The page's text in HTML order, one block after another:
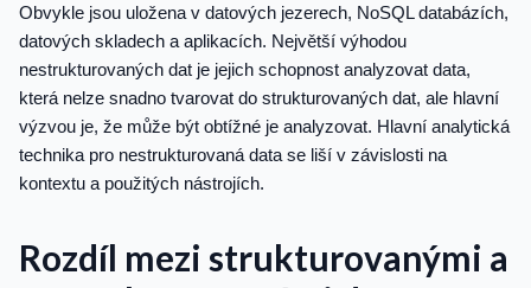
Obvykle jsou uložena v datových jezerech, NoSQL databázích,
datových skladech a aplikacích. Největší výhodou
nestrukturovaných dat je jejich schopnost analyzovat data,
která nelze snadno tvarovat do strukturovaných dat, ale hlavní
výzvou je, že může být obtížné je analyzovat. Hlavní analytická
technika pro nestrukturovaná data se liší v závislosti na
kontextu a použitých nástrojích.
Rozdíl mezi strukturovanými a